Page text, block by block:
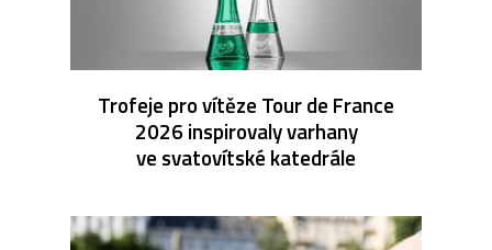
Trofeje pro vítěze Tour de France
2026 inspirovaly varhany
ve svatovítské katedrále